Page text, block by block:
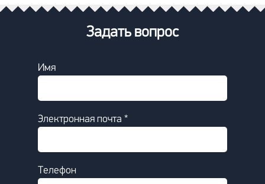
Задать вопрос
Имя
Электронная почта *
Телефон